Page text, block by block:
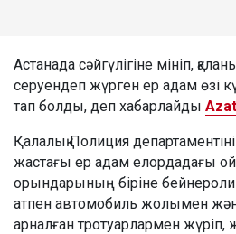
Астанада сәйгүлігіне мініп,
серуендеп жүрген ер адам өзі
тап болды, деп хабарлайды
Қалалық Полиция
жастағы ер адам елордадағы
орындарының біріне
атпен автомобиль жолымен
арналған тротуарлармен жүріп,